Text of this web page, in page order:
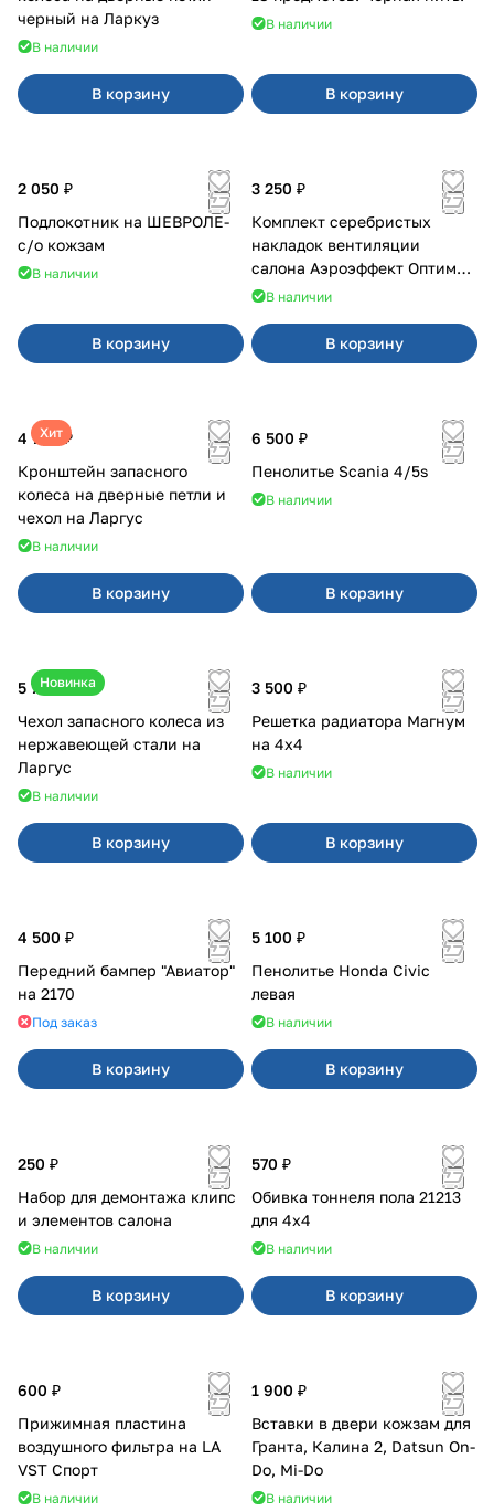
черный на Ларкуз
В наличии
В корзину
В наличии
В корзину
2 050 ₽
Подлокотник на ШЕВРОЛЕ-
с/о кожзам
В наличии
В корзину
3 250 ₽
Комплект серебристых
накладок вентиляции
салона Аэроэффект Оптимал
на 4х4
В наличии
В корзину
Хит
4 700 ₽
Кронштейн запасного
колеса на дверные петли и
чехол на Ларгус
В наличии
В корзину
6 500 ₽
Пенолитье Scania 4/5s
В наличии
В корзину
Новинка
5 700 ₽
Чехол запасного колеса из
нержавеющей стали на
Ларгус
В наличии
В корзину
3 500 ₽
Решетка радиатора Магнум
на 4х4
В наличии
В корзину
4 500 ₽
Передний бампер "Авиатор"
на 2170
Под заказ
В корзину
5 100 ₽
Пенолитье Honda Civic
левая
В наличии
В корзину
250 ₽
Набор для демонтажа клипс
и элементов салона
В наличии
В корзину
570 ₽
Обивка тоннеля пола 21213
для 4x4
В наличии
В корзину
600 ₽
Прижимная пластина
воздушного фильтра на LA
VST Спорт
В наличии
1 900 ₽
Вставки в двери кожзам для
Гранта, Калина 2, Datsun On-
Do, Mi-Do
В наличии